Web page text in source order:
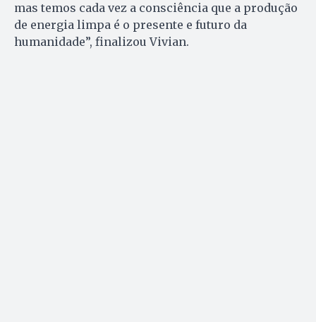
mas temos cada vez a consciência que a produção
de energia limpa é o presente e futuro da
humanidade”, finalizou Vivian.